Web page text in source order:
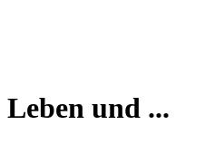
Leben und ...